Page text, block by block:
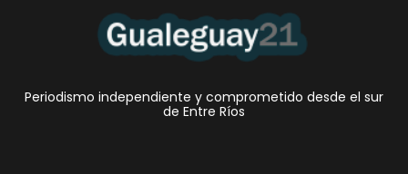
Periodismo independiente y comprometido desde el sur
de Entre Ríos